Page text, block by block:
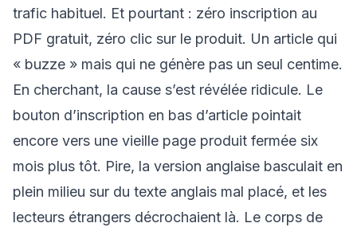
trafic habituel. Et pourtant : zéro inscription au
PDF gratuit, zéro clic sur le produit. Un article qui
« buzze » mais qui ne génère pas un seul centime.
En cherchant, la cause s’est révélée ridicule. Le
bouton d’inscription en bas d’article pointait
encore vers une vieille page produit fermée six
mois plus tôt. Pire, la version anglaise basculait en
plein milieu sur du texte anglais mal placé, et les
lecteurs étrangers décrochaient là. Le corps de